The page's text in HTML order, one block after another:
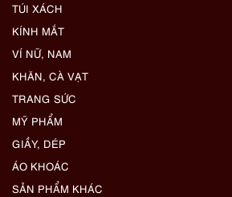
TÚI XÁCH
KÍNH MẮT
VÍ NỮ, NAM
KHĂN, CÀ VẠT
TRANG SỨC
MỸ PHẨM
GIẦY, DÉP
ÁO KHOÁC
SẢN PHẨM KHÁC